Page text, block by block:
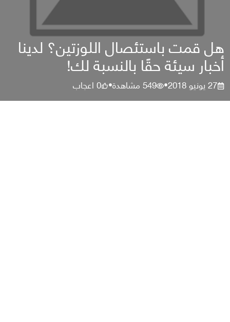
هل قمت باستئصال اللوزتين؟ لدينا
أخبار سيئة حقًا بالنسبة لك!
27 يونيو 2018 •
549مشاهدة•
0اعجاب